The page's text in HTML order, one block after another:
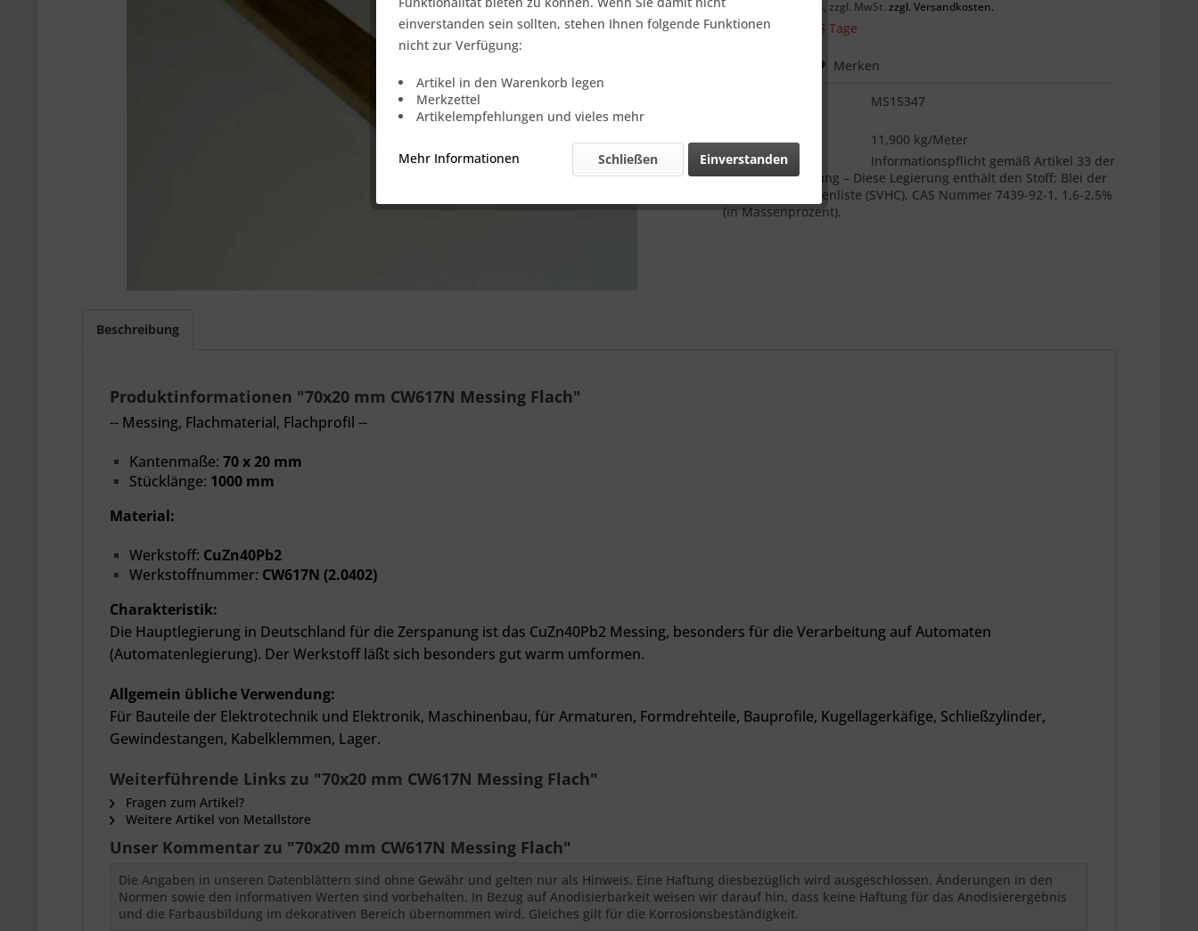
Online-Vorteilspreis, zzgl. MwSt.zzgl. Versandkosten.
Lieferzeit ca. 5 Tage
Merken
MS15347
Gewicht::
11,900 kg/Meter
Anmerkung::
Informationspflicht gemäß Artikel 33 der
REACH-Verordnung – Diese Legierung enthält den Stoff: Blei der
REACH-Kandidatenliste (SVHC), CAS Nummer 7439-92-1, 1,6-2,5%
(in Massenprozent).
Beschreibung
Produktinformationen "70x20 mm CW617N Messing Flach"
-- Messing, Flachmaterial, Flachprofil --
Kantenmaße: 70 x 20 mm
Stücklänge: 1000 mm
Material:
Werkstoff: CuZn40Pb2
Werkstoffnummer: CW617N (2.0402)
Charakteristik:
Die Hauptlegierung in Deutschland für die Zerspanung ist das CuZn40Pb2 Messing, besonders für die Verarbeitung auf Automaten
(Automatenlegierung). Der Werkstoff läßt sich besonders gut warm umformen.
Allgemein übliche Verwendung:
Für Bauteile der Elektrotechnik und Elektronik, Maschinenbau, für Armaturen, Formdrehteile, Bauprofile, Kugellagerkäfige, Schließzylinder,
Gewindestangen, Kabelklemmen, Lager.
Weiterführende Links zu "70x20 mm CW617N Messing Flach"
Fragen zum Artikel?
Weitere Artikel von Metallstore
Unser Kommentar zu "70x20 mm CW617N Messing Flach"
Die Angaben in unseren Datenblättern sind ohne Gewähr und gelten nur als Hinweis. Eine Haftung diesbezüglich wird ausgeschlossen. Änderungen in den
Normen sowie den informativen Werten sind vorbehalten. In Bezug auf Anodisierbarkeit weisen wir darauf hin, dass keine Haftung für das Anodisierergebnis
und die Farbausbildung im dekorativen Bereich übernommen wird. Gleiches gilt für die Korrosionsbeständigkeit.
einverstanden sein sollten, stehen Ihnen folgende Funktionen
nicht zur Verfügung:
Artikel in den Warenkorb legen
Merkzettel
Artikelempfehlungen und vieles mehr
Mehr Informationen Einverstanden
Schließen